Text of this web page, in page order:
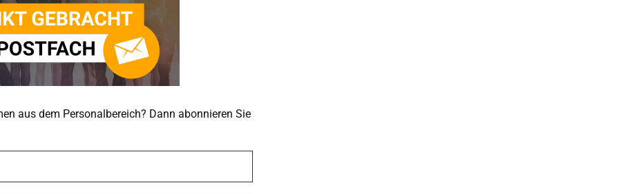
aus dem Personalbereich? Dann abonnieren Sie